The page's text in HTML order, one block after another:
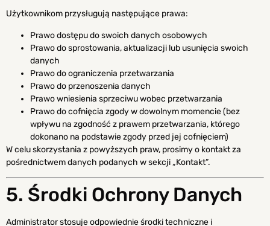
Użytkownikom przysługują następujące prawa:
Prawo dostępu do swoich danych osobowych
Prawo do sprostowania, aktualizacji lub usunięcia swoich
danych
Prawo do ograniczenia przetwarzania
Prawo do przenoszenia danych
Prawo wniesienia sprzeciwu wobec przetwarzania
Prawo do cofnięcia zgody w dowolnym momencie (bez
wpływu na zgodność z prawem przetwarzania, którego
dokonano na podstawie zgody przed jej cofnięciem)
W celu skorzystania z powyższych praw, prosimy o kontakt za
pośrednictwem danych podanych w sekcji „Kontakt”.
5. Środki Ochrony Danych
Administrator stosuje odpowiednie środki techniczne i